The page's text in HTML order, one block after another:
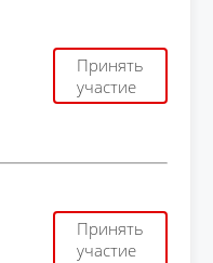
Принять
участие
Принять
участие